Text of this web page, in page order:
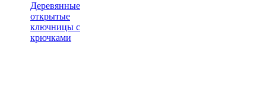
Деревянные
открытые
ключницы с
крючками